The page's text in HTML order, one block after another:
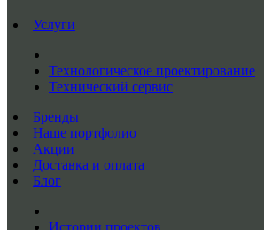
Услуги
Технологическое проектирование
Технический сервис
Бренды
Наше портфолио
Акции
Доставка и оплата
Блог
Истории проектов